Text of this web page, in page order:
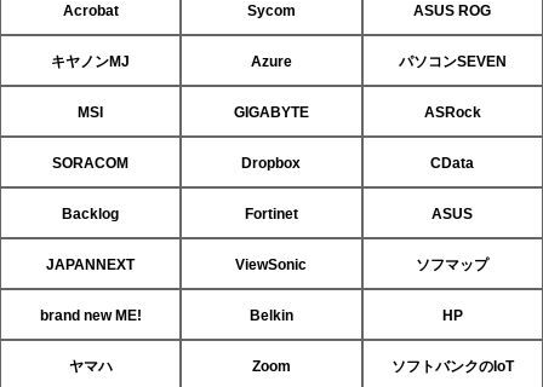
Acrobat Sycom ASUS ROG
キヤノンMJ Azure パソコンSEVEN
MSI GIGABYTE ASRock
SORACOM Dropbox CData
Backlog Fortinet ASUS
JAPANNEXT ViewSonic ソフマップ
brand new ME! Belkin HP
ヤマハ Zoom ソフトバンクのIoT